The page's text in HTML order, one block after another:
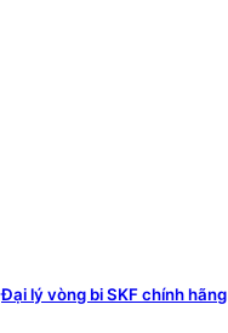
Đại lý vòng bi SKF chính hãng